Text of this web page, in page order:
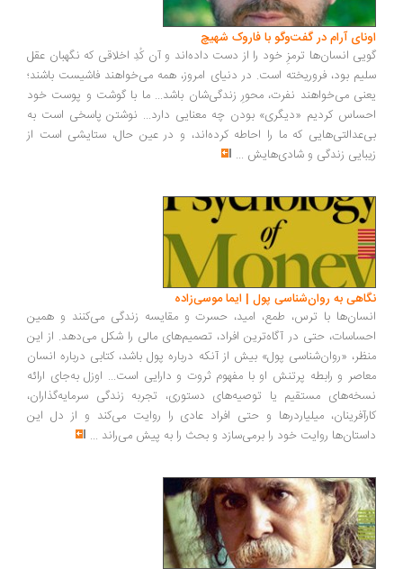
آرام در گفت‌وگو با فاروک شهیچ‭
انسان‌ها ترمزِ خود را از دست داده‌اند و آن کُدِ اخلاقی که نگهبان عقل
بود، فروریخته است. در دنیای امروز، همه می‌خواهند فاشیست باشند؛
می‌خواهند نفرت، محورِ زندگی‌شان باشد... ما با گوشت و پوست خود
کردیم «دیگری» بودن چه معنایی دارد... نوشتن پاسخی است به
که ما را احاطه کرده‌اند، و در عین حال، ستایشی است از
زندگی و شادی‌هایش...
به روان‌شناسی پول | ایما موسی‌زاده
با ترس، طمع، امید، حسرت و مقایسه زندگی می‌کنند و همین
حتی در آگاه‌ترین افراد، تصمیم‌های مالی را شکل می‌دهد. از این
«روان‌شناسی پول» بیش از آنکه درباره پول باشد، کتابی درباره انسان
و رابطه پرتنش او با مفهوم ثروت و دارایی است... اوزل به‌جای ارائه
مستقیم یا توصیه‌های دستوری، تجربه زندگی سرمایه‌گذاران،
میلیاردرها و حتی افراد عادی را روایت می‌کند و از دل این
روایت خود را برمی‌سازد و بحث را به پیش می‌راند...